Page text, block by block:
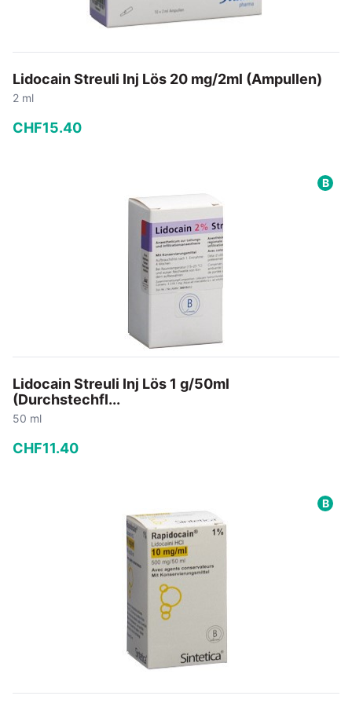
Lidocain Streuli Inj Lös 20 mg/2ml (Ampullen)
2 ml
CHF15.40
In den Warenkorb
B
Lidocain Streuli Inj Lös 1 g/50ml
(Durchstechfl...
50 ml
CHF11.40
In den Warenkorb
B